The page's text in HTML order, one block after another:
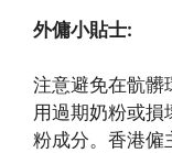
外傭小貼士:
注意避免在骯髒
用過期奶粉或損
粉成分。香港僱